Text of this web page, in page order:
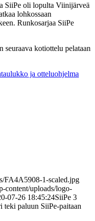
SiiPe oli lopulta Viinijärveä
lohkossaan
Runkosarjaa SiiPe
seuraava kotiottelu pelataan
ja otteluohjelma
FA4A5908-1-scaled.jpg
content/uploads/logo-
07-26 18:45:24SiiPe 3
paluun SiiPe-paitaan